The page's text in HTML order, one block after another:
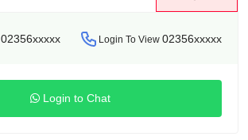
02356xxxxx Login To View 02356xxxxx
Login to Chat